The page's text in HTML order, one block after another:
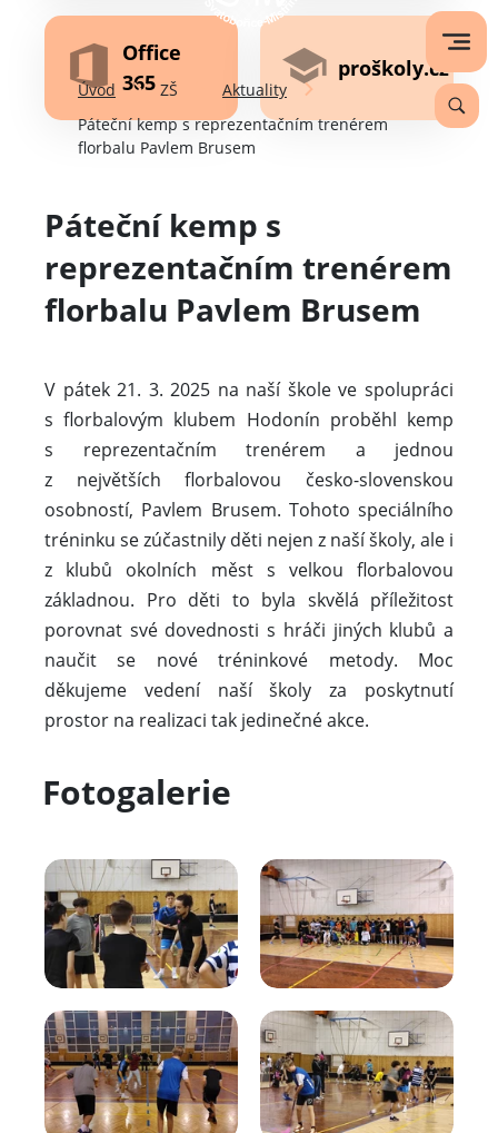
Office
365
proškoly.cz
Úvod ZŠ
Aktuality
Páteční kemp s reprezentačním trenérem
florbalu Pavlem Brusem
Páteční kemp s
reprezentačním trenérem
florbalu Pavlem Brusem
V pátek 21. 3. 2025 na naší škole ve spolupráci
s florbalovým klubem Hodonín proběhl kemp
s reprezentačním trenérem a jednou
z největších florbalovou česko-slovenskou
osobností, Pavlem Brusem. Tohoto speciálního
tréninku se zúčastnily děti nejen z naší školy, ale i
z klubů okolních měst s velkou florbalovou
základnou. Pro děti to byla skvělá příležitost
porovnat své dovednosti s hráči jiných klubů a
naučit se nové tréninkové metody. Moc
děkujeme vedení naší školy za poskytnutí
prostor na realizaci tak jedinečné akce.
Fotogalerie